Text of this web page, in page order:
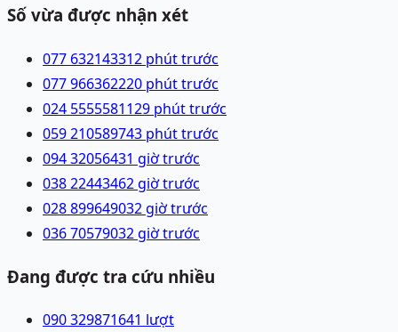
Số vừa được nhận xét
077 632143312 phút trước
077 966362220 phút trước
024 5555581129 phút trước
059 210589743 phút trước
094 32056431 giờ trước
038 22443462 giờ trước
028 899649032 giờ trước
036 70579032 giờ trước
Đang được tra cứu nhiều
090 329871641 lượt